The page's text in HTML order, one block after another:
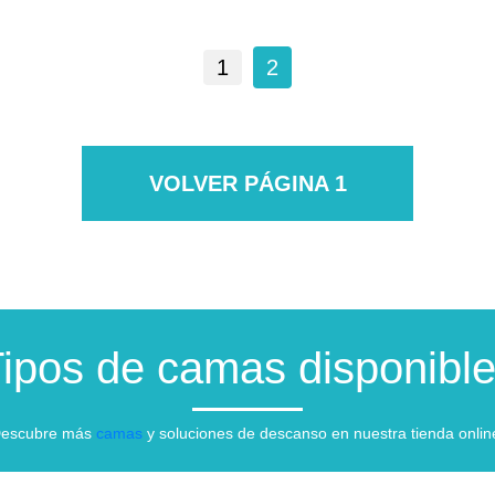
1 2
VOLVER PÁGINA 1
de camas
más camas y soluciones de descanso en nuestra tienda